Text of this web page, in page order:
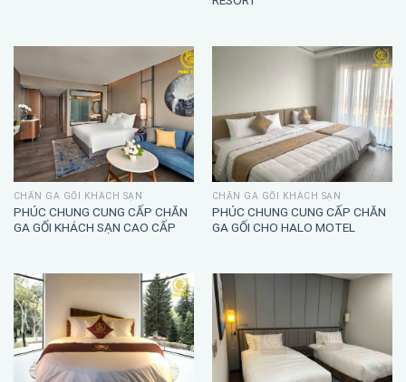
CHĂN GA GỐI KHÁCH SẠN
PHÚC CHUNG CUNG CẤP CHĂN
GA GỐI KHÁCH SẠN CAO CẤP
CHĂN GA GỐI KHÁCH SẠN
PHÚC CHUNG CUNG CẤP CHĂN
GA GỐI CHO HALO MOTEL